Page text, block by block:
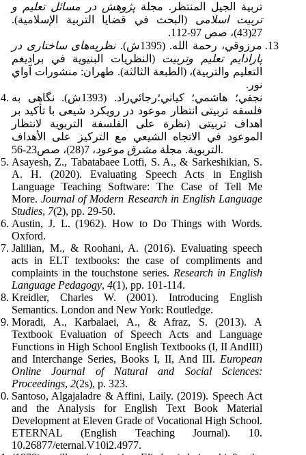
تربية الجيل المنتظر. مجلةپژوهش در مسائل تعليم و
تربیت اسلامی (البحث في قضايا التربية الإسلامية).
27(43)، صص 97-112.
مرزوقي، رحمة الله. (1395ش).
نظریه‌های ساختاری در
پارادایم تعلیم وتربیت (النظريات البنيوية في براديغم
التعليم والتربية)، (الطبعة الثالثة). طهران: منشورات آواي
نور.
نجفي؛ هاشمي؛ كياني؛رجائي‌راد. (1393ش). نگاهی به
فلسفه تربیتی انتظار موعود در رویکرد شیعی با تأکید بر
اهداف تربیتی (نظرة على الفلسفة التربوية لانتظار
الموعود في الاتجاه الشيعي مع التركيز على الأهداف
التربوية. مجلة مشرق موعود
، 7(28)، صص23-56.
Asayesh, Z., Tabatabaee Lotfi, S. A., & Sarkeshikian, S.
A. H. (2020). Evaluating Speech Acts in English
Language Teaching Software: The Case of Tell Me
More.Journal of Modern Research in English Language
Studies, 7
Austin, J. L. (1962). How to Do Things with Words.
Oxford.
Jalilian, M., & Roohani, A. (2016). Evaluating speech
acts in ELT textbooks: the case of compliments and
complaints in the touchstone series. Research in English
Language Pedagogy, 4
Kreidler, Charles W. (2001). Introducing English
Semantics. London and New York: Routledge.
Moradi, A., Karbalaei, A., & Afraz, S. (2013). A
Textbook Evaluation of Speech Acts and Language
Functions in High School English Textbooks (I, II AndIII)
and Interchange Series, Books I, II, And III. European
Online Journal of Natural and Social Sciences:
Proceedings, 2
Santoso, Algajaladre & Affini, Laily. (2019). Speech Act
and the Analysis for English Text Book Material
Development at Eleven Grade of Vocational High School.
ETERNAL (English Teaching Journal). 10.
10.26877/eternal.V10i2.4977.